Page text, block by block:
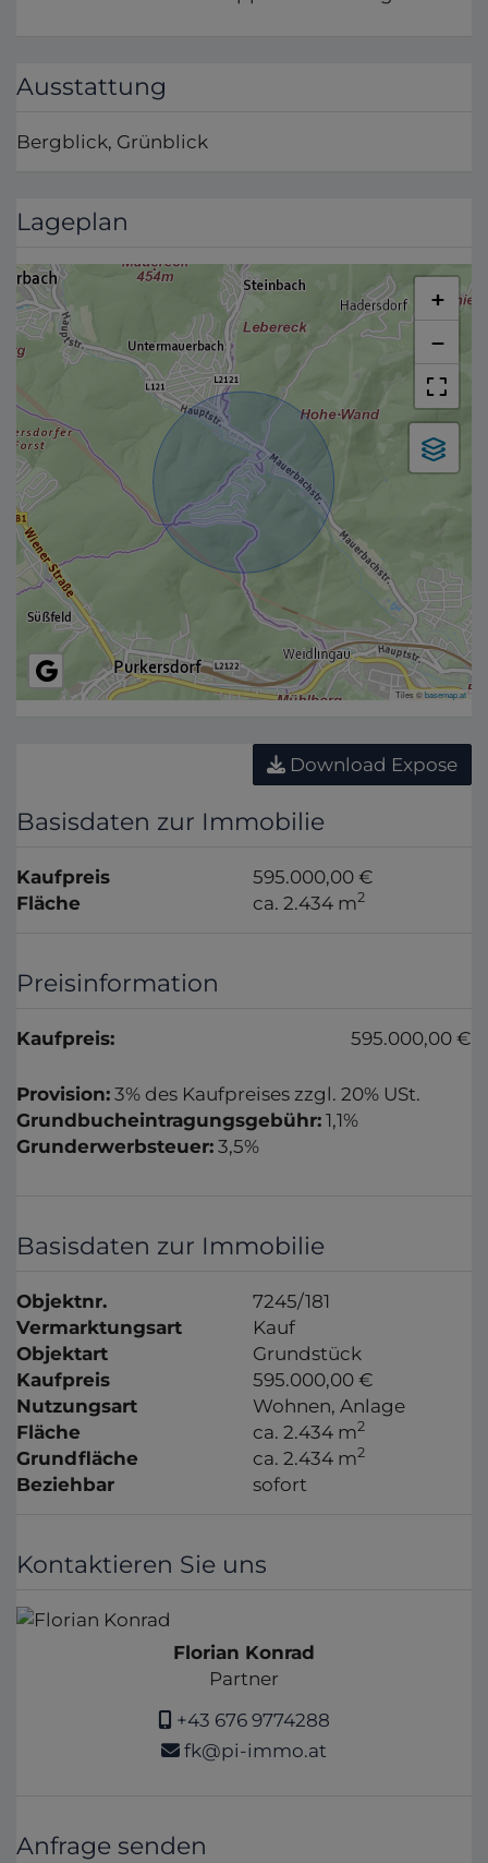
Ausstattung
Bergblick Grünblick
Lageplan
+
−
Tiles ©basemap.at
Download Expose
Basisdaten zur Immobilie
Kaufpreis
595.000,00 €
Fläche
ca. 2.434 m2
Preisinformation
Kaufpreis: 595.000,00 €
Provision: 3% des Kaufpreises zzgl. 20% USt.
Grundbucheintragungsgebühr: 1,1%
Grunderwerbsteuer: 3,5%
Basisdaten zur Immobilie
Objektnr.
7245/181
Vermarktungsart
Kauf
Objektart
Grundstück
Kaufpreis
595.000,00 €
Nutzungsart
Wohnen Anlage
Fläche
ca. 2.434 m2
Grundfläche ca. 2.434 m2
Beziehbar sofort
Kontaktieren Sie uns
Florian Konrad
Partner
+43 676 9774288
fk@pi-immo.at
Anfrage senden